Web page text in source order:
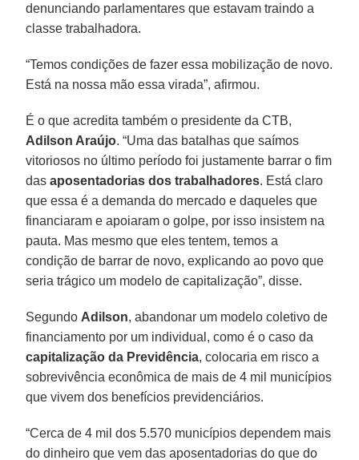
denunciando parlamentares que estavam traindo a
classe trabalhadora.
“Temos condições de fazer essa mobilização de novo.
Está na nossa mão essa virada”, afirmou.
É o que acredita também o presidente da CTB,
Adilson Araújo. “Uma das batalhas que saímos
vitoriosos no último período foi justamente barrar o fim
dasaposentadorias dos trabalhadores. Está claro
que essa é a demanda do mercado e daqueles que
financiaram e apoiaram o golpe, por isso insistem na
pauta. Mas mesmo que eles tentem, temos a
condição de barrar de novo, explicando ao povo que
seria trágico um modelo de capitalização”, disse.
Segundo Adilson, abandonar um modelo coletivo de
financiamento por um individual, como é o caso da
capitalização da Previdência, colocaria em risco a
sobrevivência econômica de mais de 4 mil municípios
que vivem dos benefícios previdenciários.
“Cerca de 4 mil dos 5.570 municípios dependem mais
do dinheiro que vem das aposentadorias do que do